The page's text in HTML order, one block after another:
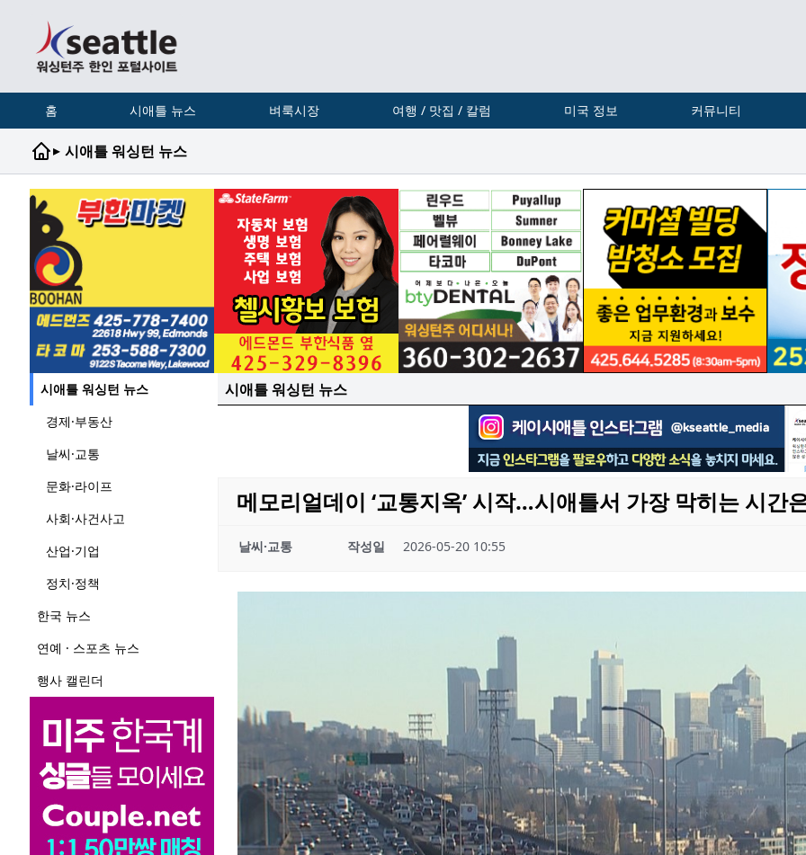
홈 시애틀 뉴스 벼룩시장 여행 / 맛집 / 칼럼 미국 정보 커뮤니티
▸ 시애틀 워싱턴 뉴스
시애틀 워싱턴 뉴스
경제·부동산
날씨·교통
문화·라이프
사회·사건사고
산업·기업
정치·정책
한국 뉴스
연예 · 스포츠 뉴스
행사 캘린더
시애틀 워싱턴 뉴스
메모리얼데이 ‘교통지옥’ 시작…시애틀서 가장 막히는 시간
날씨·교통 작성일 2026-05-20 10:55